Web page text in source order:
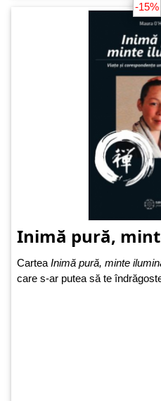
-15%
Inimă pură,
Cartea Inimă pură, minte
care s-ar putea să te